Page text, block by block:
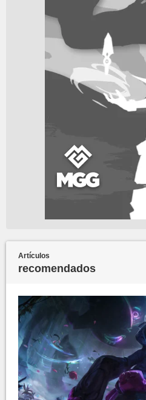
Artículos
recomendados